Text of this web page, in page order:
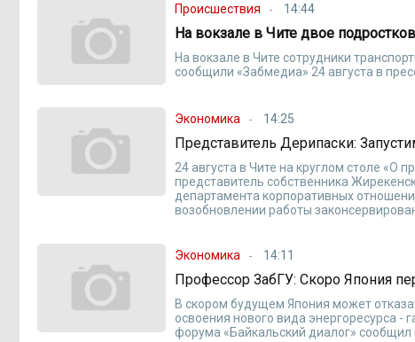
Происшествия 14:44
На вокзале в Чите двое
На вокзале в Чите сотрудники
сообщили «Забмедиа» 24 августа в
Экономика 14:25
Представитель Дерипаски:
24 августа в Чите на круглом столе «О
представитель собственника
департамента корпоративных
возобновлении работы
Экономика 14:11
Профессор ЗабГУ: Скоро Япония
В скором будущем Япония может
освоения нового вида энергоресурса -
форума «Байкальский диалог»